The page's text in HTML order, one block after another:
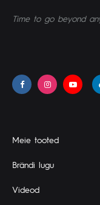
Time to go beyond
Meie tooted
Brändi lugu
Videod